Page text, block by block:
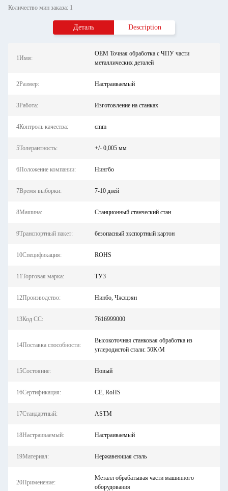
Количество мин заказа: 1
Деталь Description
1Имя:
OEM Точная обработка с ЧПУ части
металлических деталей
2Размер: Настраиваемый
3Работа: Изготовление на станках
4Контроль качества: cmm
5Толерантность: +/- 0,005 мм
6Положение компании: Нингбо
7Время выборки: 7-10 дней
8Машина: Станционный станческий стан
9Транспортный пакет: безопасный экспортный картон
10Спецификация: ROHS
11Торговая марка: ТУЗ
12Производство: Нинбо, Чжэцзян
13Код СС: 7616999000
14Поставка способности:
Высокоточная станковая обработка из
углеродистой стали: 50K/M
15Состояние: Новый
16Сертификация: CE, RoHS
17Стандартный: ASTM
18Настраиваемый: Настраиваемый
19Материал: Нержавеющая сталь
20Применение:
Металл обрабатывая части машинного
оборудования